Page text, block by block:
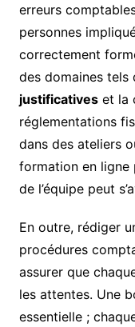
erreurs
personnes
correctement
des domaines tels
justificativeset la
réglementations
dans des ateliers
formation en ligne
de l’équipe peut
En outre, rédiger
procédures
assurer que
les attentes. Une
essentielle ;